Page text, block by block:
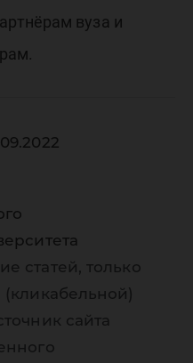
вуза и
статей, только
сайта